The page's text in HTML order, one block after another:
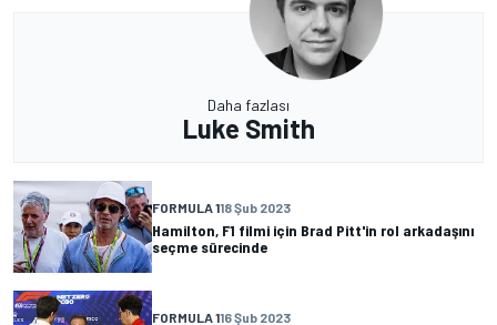
Daha fazlası
Luke Smith
FORMULA 118 Şub 2023
Hamilton, F1 filmi için Brad Pitt'in rol arkadaşını
seçme sürecinde
FORMULA 116 Şub 2023